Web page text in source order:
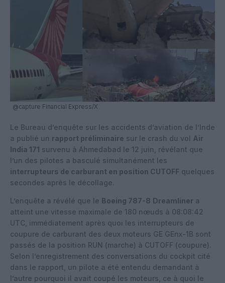
@capture Financial Express/X
Le Bureau d’enquête sur les accidents d’aviation de l’Inde
a publié un rapport préliminaire sur le crash du vol Air
India 171 survenu à Ahmedabad le 12 juin, révélant que
l’un des pilotes a basculé simultanément les
interrupteurs de carburant en position CUTOFF quelques
secondes après le décollage.
L’enquête a révélé que le Boeing 787-8 Dreamliner a
atteint une vitesse maximale de 180 nœuds à 08:08:42
UTC, immédiatement après quoi les interrupteurs de
coupure de carburant des deux moteurs GE GEnx-1B sont
passés de la position RUN (marche) à CUTOFF (coupure).
Selon l’enregistrement des conversations du cockpit cité
dans le rapport, un pilote a été entendu demandant à
l’autre pourquoi il avait coupé les moteurs, ce à quoi le